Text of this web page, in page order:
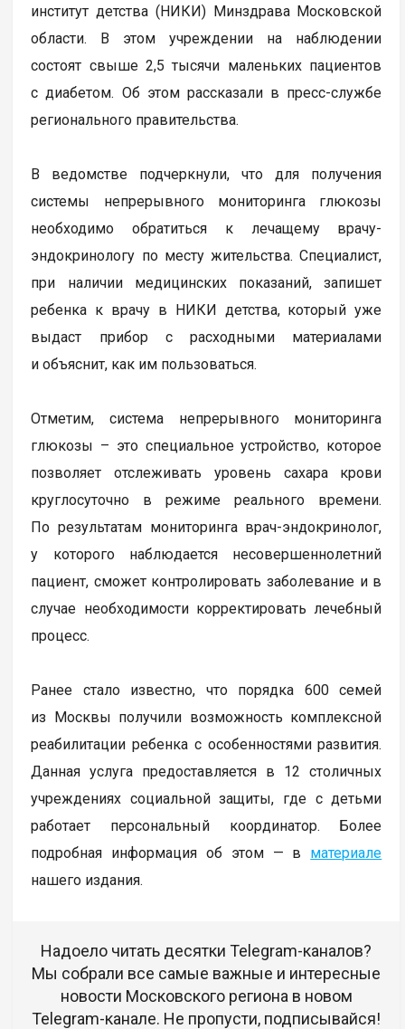
институт детства (НИКИ) Минздрава Московской
области. В этом учреждении на наблюдении
состоят свыше 2,5 тысячи маленьких пациентов
с диабетом. Об этом рассказали в пресс-службе
регионального правительства.
В ведомстве подчеркнули, что для получения
системы непрерывного мониторинга глюкозы
необходимо обратиться к лечащему врачу-
эндокринологу по месту жительства. Специалист,
при наличии медицинских показаний, запишет
ребенка к врачу в НИКИ детства, который уже
выдаст прибор с расходными материалами
и объяснит, как им пользоваться.
Отметим, система непрерывного мониторинга
глюкозы – это специальное устройство, которое
позволяет отслеживать уровень сахара крови
круглосуточно в режиме реального времени.
По результатам мониторинга врач-эндокринолог,
у которого наблюдается несовершеннолетний
пациент, сможет контролировать заболевание и в
случае необходимости корректировать лечебный
процесс.
Ранее стало известно, что порядка 600 семей
из Москвы получили возможность комплексной
реабилитации ребенка с особенностями развития.
Данная услуга предоставляется в 12 столичных
учреждениях социальной защиты, где с детьми
работает персональный координатор. Более
подробная информация об этом — в материале
нашего издания.
Надоело читать десятки Telegram-каналов?
Мы собрали все самые важные и интересные
новости Московского региона в новом
Telegram-канале. Не пропусти, подписывайся!